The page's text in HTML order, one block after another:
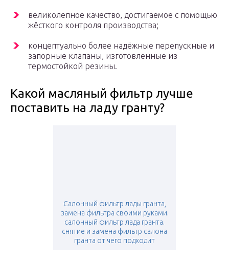
великолепное качество, достигаемое с помощью
жёсткого контроля производства;
концептуально более надёжные перепускные и
запорные клапаны, изготовленные из
термостойкой резины.
Какой масляный фильтр лучше
поставить на ладу гранту?
Салонный фильтр лады гранта,
замена фильтра своими руками.
салонный фильтр лада гранта.
снятие и замена фильтр салона
гранта от чего подходит